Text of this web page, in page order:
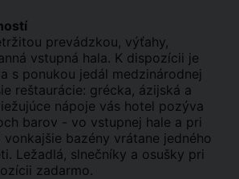
prevádzkou, výťahy,
vstupná hala. K dispozícii je
s ponukou jedál medzinárodnej
reštaurácie: grécka, ázijská a
nápoje vás hotel pozýva
barov - vo vstupnej hale a pri
bazény vrátane jedného
Ležadlá, slnečníky a osušky pri
zadarmo.